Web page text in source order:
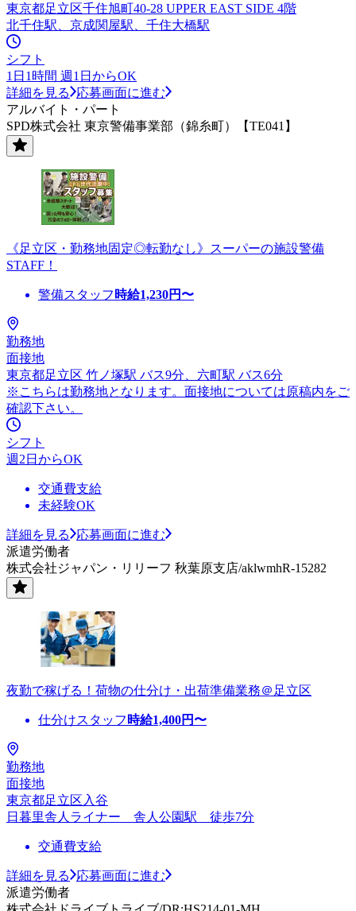
東京都足立区千住旭町40-28 UPPER EAST SIDE 4階
北千住駅、京成関屋駅、千住大橋駅
シフト
1日1時間 週1日からOK
詳細を見る
応募画面に進む
アルバイト・パート
SPD株式会社 東京警備事業部（錦糸町）【TE041】
《足立区・勤務地固定◎転勤なし》スーパーの施設警備
STAFF！
警備スタッフ 時給1,230円〜
勤務地
面接地
東京都足立区 竹ノ塚駅 バス9分、六町駅 バス6分
※こちらは勤務地となります。面接地については原稿内をご
確認下さい。
シフト
週2日からOK
交通費支給
未経験OK
詳細を見る
応募画面に進む
派遣労働者
株式会社ジャパン・リリーフ 秋葉原支店/aklwmhR-15282
夜勤で稼げる！荷物の仕分け・出荷準備業務＠足立区
仕分けスタッフ 時給1,400円〜
勤務地
面接地
東京都足立区入谷
日暮里舎人ライナー 舎人公園駅 徒歩7分
交通費支給
詳細を見る
応募画面に進む
派遣労働者